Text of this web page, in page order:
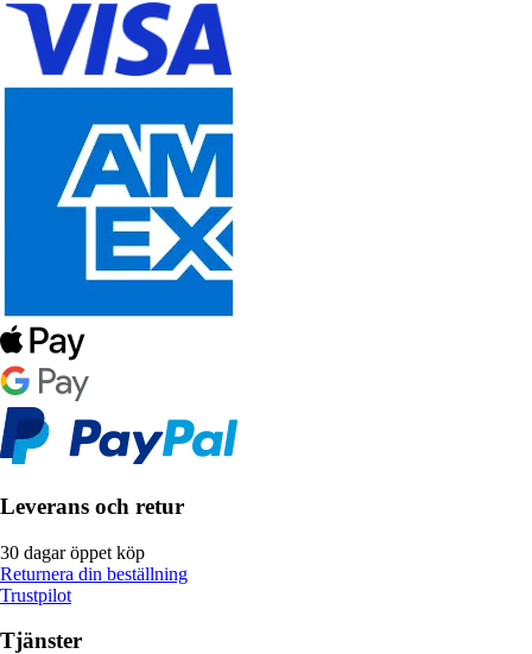
Leverans och retur
30 dagar öppet köp
Returnera din beställning
Trustpilot
Tjänster